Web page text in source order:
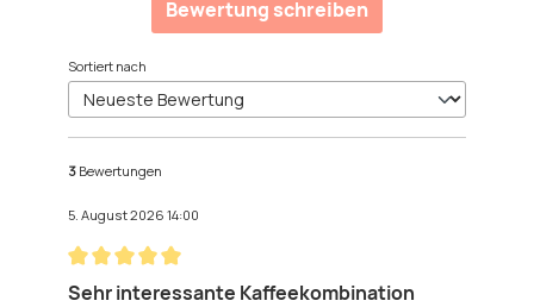
Bewertung schreiben
Sortiert nach
3 Bewertungen
5. August 2026 14:00
Bewertung mit 5 von 5 Sternen
Sehr interessante Kaffeekombination